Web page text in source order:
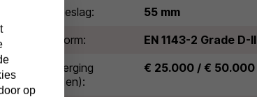
diepte kluisbeslag:
55 mm
norm:
EN 1143-2 Grade D-II
waardeberging
€ 25.000 / € 50.000
op